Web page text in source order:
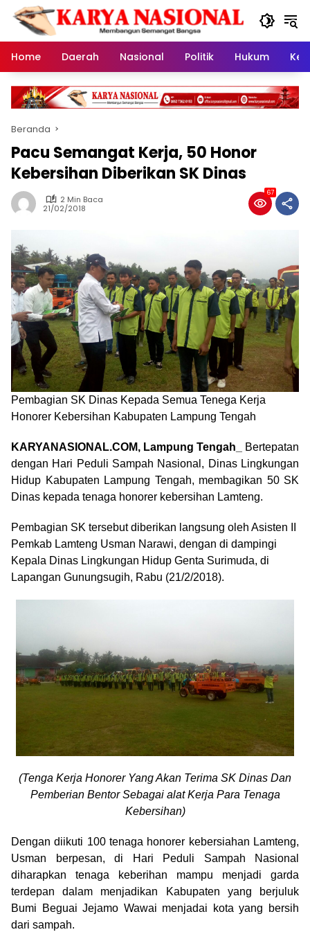
Langsung
konten
Home
Daerah Nasional Politik Hukum
Beranda
Pacu Semangat Kerja, 50 Honor
Kebersihan Diberikan SK Dinas
2 Min Baca
21/02/2018
67
Pembagian SK Dinas Kepada Semua Tenega Kerja
Honorer Kebersihan Kabupaten Lampung Tengah
KARYANASIONAL.COM, Lampung Tengah_
Bertepatan
dengan Hari Peduli Sampah Nasional, Dinas Lingkungan
Hidup Kabupaten Lampung Tengah, membagikan 50 SK
Dinas kepada tenaga honorer kebersihan Lamteng.
Pembagian SK tersebut diberikan langsung oleh Asisten II
Pemkab Lamteng Usman Narawi, dengan di dampingi
Kepala Dinas Lingkungan Hidup Genta Surimuda, di
Lapangan Gunungsugih, Rabu (21/2/2018).
(Tenga Kerja Honorer Yang Akan Terima SK Dinas Dan
Pemberian Bentor Sebagai alat Kerja Para Tenaga
Kebersihan)
Dengan diikuti 100 tenaga honorer kebersiahan Lamteng,
Usman berpesan, di Hari Peduli Sampah Nasional
diharapkan tenaga keberihan mampu menjadi garda
terdepan dalam menjadikan Kabupaten yang berjuluk
Bumi Beguai Jejamo Wawai menjadai kota yang bersih
dari sampah.